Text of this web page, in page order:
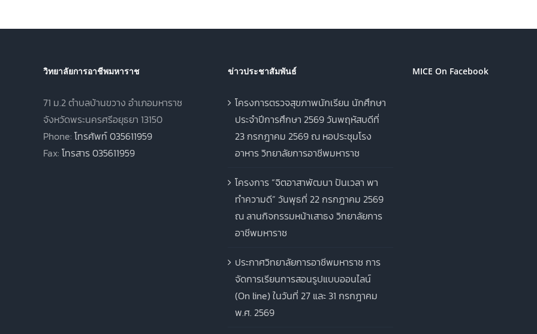
วิทยาลัยการอาชีพมหาราช
71 ม.2 ตำบลบ้านขวาง อำเภอมหาราช
จังหวัดพระนครศรีอยุธยา 13150
Phone: โทรศัพท์ 035611959
Fax: โทรสาร 035611959
ข่าวประชาสัมพันธ์
โครงการตรวจสุขภาพนักเรียน นักศึกษา
ประจำปีการศึกษา 2569 วันพฤหัสบดีที่
23 กรกฎาคม 2569 ณ หอประชุมโรง
อาหาร วิทยาลัยการอาชีพมหาราช
โครงการ “จิตอาสาพัฒนา ปันเวลา พา
ทำความดี” วันพุธที่ 22 กรกฎาคม 2569
ณ ลานกิจกรรมหน้าเสาธง วิทยาลัยการ
อาชีพมหาราช
ประกาศวิทยาลัยการอาชีพมหาราช การ
จัดการเรียนการสอนรูปแบบออนไลน์
(On line) ในวันที่ 27 และ 31 กรกฎาคม
พ.ศ. 2569
MICE On Facebook